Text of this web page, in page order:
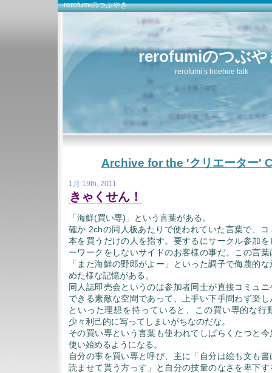
rerofumiのつぶやき
rerofumiのつぶや
rerofumi’s hoehoe talk
Archive for the 'クリエーター'
1月 19th, 2011
きゃくせん！
「海鮮(買い専)」という言葉がある。
確か 2chの同人板あたりで使われていた言葉で、
本を買うだけの人を指す。要するにサークル参加
ーワークをしないサイドのお客様の事だ。この言
「また海鮮の野郎がよー」といった調子で侮蔑的
めた様な記憶がある。
同人誌即売会というのは参加者同士が直接コミュ
できる素敵な空間であって、上手い下手問わず楽
といった理想を持っていると、この買い専的な行
少々利己的に写ってしまいがちなのだな。
その買い専という言葉も使われてしばらくたつと
使い始めるようになる。
自分の事を買い専と呼び、主に「自分は絵も文も
読ませて貰う方っす」と自分の技量のなさを卑下